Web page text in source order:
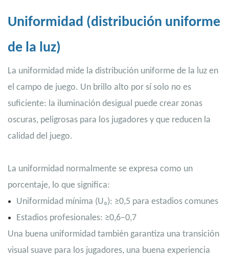
Uniformidad (distribución uniforme
de la luz)
La uniformidad mide la distribución uniforme de la luz en
el campo de juego. Un brillo alto por sí solo no es
suficiente: la iluminación desigual puede crear zonas
oscuras, peligrosas para los jugadores y que reducen la
calidad del juego.
La uniformidad normalmente se expresa como un
porcentaje, lo que significa:
Uniformidad mínima (U₀): ≥0,5 para estadios comunes
Estadios profesionales: ≥0,6–0,7
Una buena uniformidad también garantiza una transición
visual suave para los jugadores, una buena experiencia